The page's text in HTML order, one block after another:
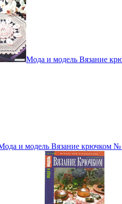
Мода и модель Вязание
и модель Вязание крючком №